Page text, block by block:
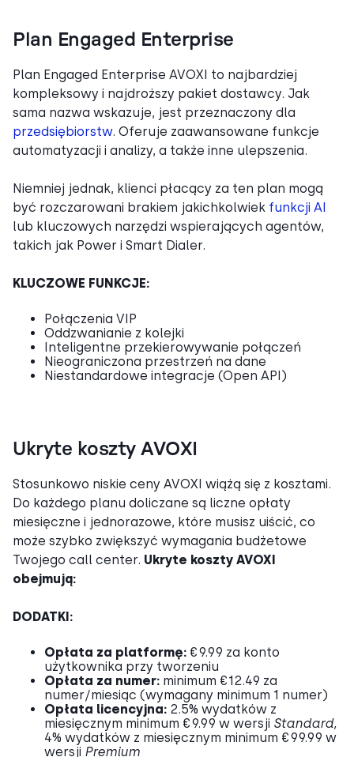
Plan Engaged Enterprise
Plan Engaged Enterprise AVOXI to najbardziej
kompleksowy i najdroższy pakiet dostawcy. Jak
sama nazwa wskazuje, jest przeznaczony dla
przedsiębiorstw. Oferuje zaawansowane funkcje
automatyzacji i analizy, a także inne ulepszenia.
Niemniej jednak, klienci płacący za ten plan mogą
być rozczarowani brakiem jakichkolwiek funkcji AI
lub kluczowych narzędzi wspierających agentów,
takich jak Power i Smart Dialer.
KLUCZOWE FUNKCJE:
Połączenia VIP
Oddzwanianie z kolejki
Inteligentne przekierowywanie połączeń
Nieograniczona przestrzeń na dane
Niestandardowe integracje (Open API)
Ukryte koszty AVOXI
Stosunkowo niskie ceny AVOXI wiążą się z kosztami.
Do każdego planu doliczane są liczne opłaty
miesięczne i jednorazowe, które musisz uiścić, co
może szybko zwiększyć wymagania budżetowe
Twojego call center. Ukryte koszty AVOXI
obejmują:
DODATKI:
Opłata za platformę: €9.99 za konto
użytkownika przy tworzeniu
Opłata za numer: minimum €12.49 za
numer/miesiąc (wymagany minimum 1 numer)
Opłata licencyjna: 2.5% wydatków z
miesięcznym minimum €9.99 w wersji Standard,
4% wydatków z miesięcznym minimum €99.99 w
wersji Premium